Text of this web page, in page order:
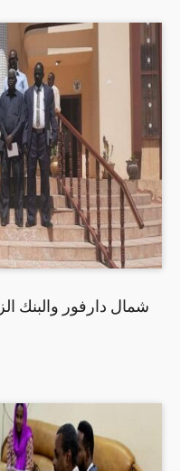
شمال دارفور والبنك